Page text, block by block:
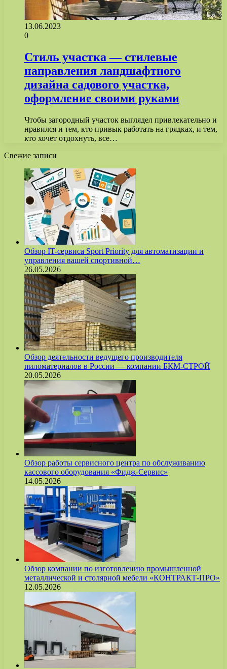
13.06.2023
0
Стиль участка — стилевые
направления ландшафтного
дизайна садового участка,
оформление своими руками
Чтобы загородный участок выглядел привлекательно и
нравился и тем, кто привык работать на грядках, и тем,
кто хочет отдохнуть, все…
Свежие записи
Обзор IT-сервиса Sport Priority для автоматизации и
управления вашей спортивной…
26.05.2026
Обзор деятельности ведущего производителя
пиломатериалов в России — компании БКМ-СТРОЙ
20.05.2026
Обзор работы сервисного центра по обслуживанию
кассового оборудования «Фидж-Сервис»
14.05.2026
Обзор компании по изготовлению промышленной
металлической и столярной мебели «КОНТРАКТ-ПРО»
12.05.2026